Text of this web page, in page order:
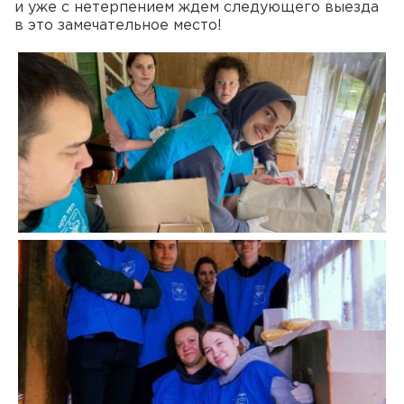
и уже с нетерпением ждем следующего выезда
в это замечательное место!